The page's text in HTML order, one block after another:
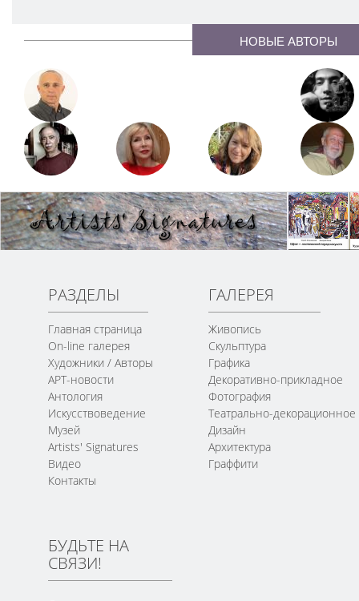
НОВЫЕ АВТОРЫ
РАЗДЕЛЫ
Главная страница
On-line галерея
Художники / Авторы
АРТ-новости
Антология
Искусствоведение
Музей
Artists' Signatures
Видео
Контакты
ГАЛЕРЕЯ
Живопись
Скульптура
Графика
Декоративно-прикладное
Фотография
Театрально-декорационное
Дизайн
Архитектура
Граффити
БУДЬТЕ НА
СВЯЗИ!